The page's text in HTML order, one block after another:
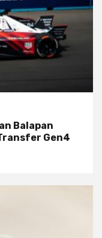
Balapan
Gen4